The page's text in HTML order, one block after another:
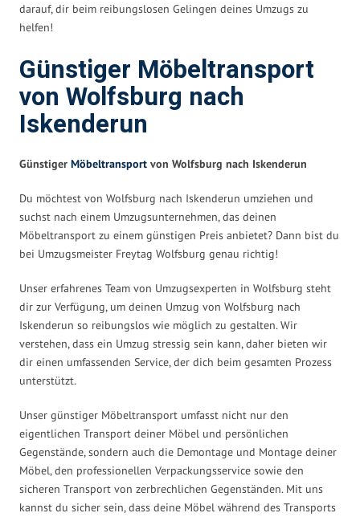
darauf, dir beim reibungslosen Gelingen deines Umzugs zu
helfen!
Günstiger Möbeltransport
von Wolfsburg nach
Iskenderun
Günstiger Möbeltransport von Wolfsburg nach Iskenderun
Du möchtest von Wolfsburg nach Iskenderun umziehen und
suchst nach einem Umzugsunternehmen, das deinen
Möbeltransport zu einem günstigen Preis anbietet? Dann bist du
bei Umzugsmeister Freytag Wolfsburg genau richtig!
Unser erfahrenes Team von Umzugsexperten in Wolfsburg steht
dir zur Verfügung, um deinen Umzug von Wolfsburg nach
Iskenderun so reibungslos wie möglich zu gestalten. Wir
verstehen, dass ein Umzug stressig sein kann, daher bieten wir
dir einen umfassenden Service, der dich beim gesamten Prozess
unterstützt.
Unser günstiger Möbeltransport umfasst nicht nur den
eigentlichen Transport deiner Möbel und persönlichen
Gegenstände, sondern auch die Demontage und Montage deiner
Möbel, den professionellen Verpackungsservice sowie den
sicheren Transport von zerbrechlichen Gegenständen. Mit uns
kannst du sicher sein, dass deine Möbel während des Transports